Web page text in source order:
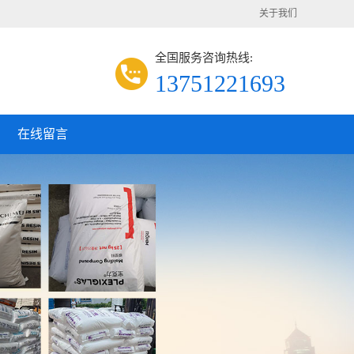
关于我们
全国服务咨询热线:
13751221693
在线留言